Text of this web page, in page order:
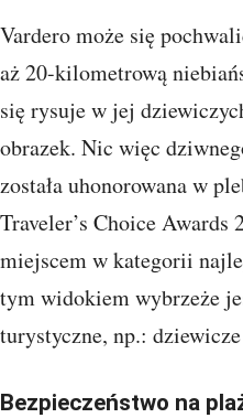
Vardero może się
aż 20-kilometrową
się rysuje w jej
obrazek. Nic więc
została uhonorowana w
Traveler’s Choice
miejscem w kategorii
tym widokiem wybrzeże
turystyczne, np.:
Bezpieczeństwo na